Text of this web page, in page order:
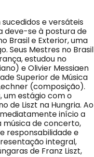
sucedidos e versáteis
deve-se à postura de
Brasil e Exterior, uma
Seus Mestres no Brasil
estudou no
e Olivier Messiaen
Superior de Música
(composição).
um estágio com o
de Liszt na Hungria. Ao
início a
música de concerto,
responsabilidade e
integral,
de Franz Liszt,